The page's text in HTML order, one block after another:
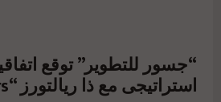
“جسور للتطوير” توقع
استراتيجى مع ذا ريالتورز “The Realtors “